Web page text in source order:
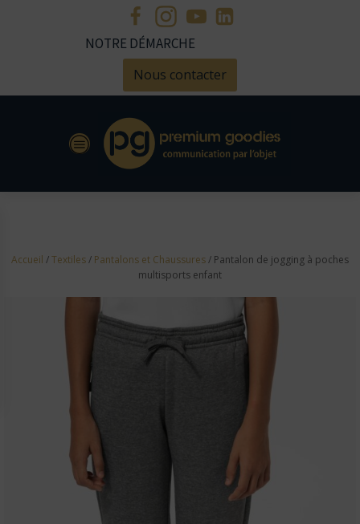
NOTRE DÉMARCHE
Nous contacter
Accueil /Textiles/ Pantalons et Chaussures/ Pantalon de jogging à poches
multisports enfant